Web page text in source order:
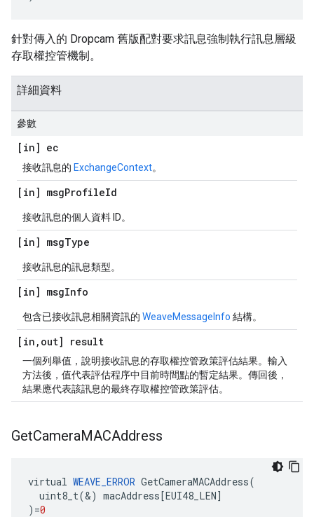
針對傳入的 Dropcam 舊版配對要求訊息強制執行訊息層級
存取權控管機制。
詳細資料
參數
[in] ec
接收訊息的 ExchangeContext。
[in] msgProfileId
接收訊息的個人資料 ID。
[in] msgType
接收訊息的訊息類型。
[in] msgInfo
包含已接收訊息相關資訊的 WeaveMessageInfo 結構。
[in , out] result
一個列舉值，說明接收訊息的存取權控管政策評估結果。輸入
方法後，值代表評估程序中目前時間點的暫定結果。傳回後，
結果應代表該訊息的最終存取權控管政策評估。
GetCameraMACAddress
virtual WEAVE_ERROR GetCameraMACAddress(
uint8_t(&) macAddress[EUI48_LEN]
) =0